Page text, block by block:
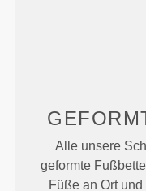
Alle unsere
geformte
Füße an Ort